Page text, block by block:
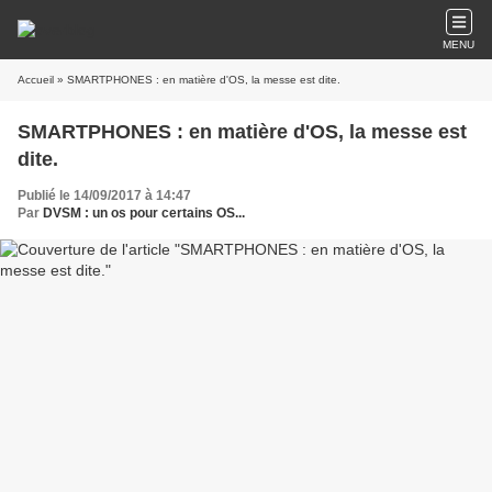
MENU
Accueil » SMARTPHONES : en matière d'OS, la messe est dite.
SMARTPHONES : en matière d'OS, la messe est
dite.
Publié le 14/09/2017 à 14:47
Par DVSM : un os pour certains OS...